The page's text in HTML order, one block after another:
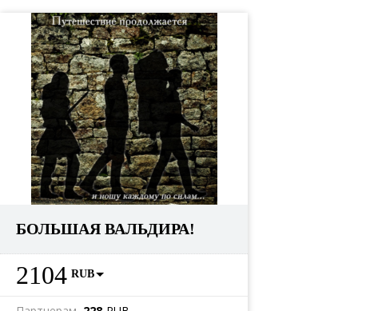
БОЛЬШАЯ ВАЛЬДИРА!
2104 RUB